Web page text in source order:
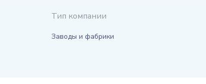
Тип компании
Заводы и фабрики